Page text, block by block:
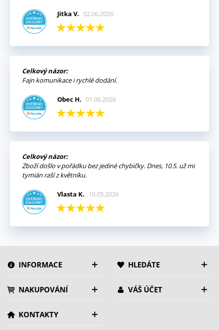
Jitka V. 02.06.2026
Celkový názor:
Fajn komunikace i rychlé dodání.
Obec H. 01.06.2026
Celkový názor:
Zboží došlo v pořádku bez jediné chybičky. Dnes, 10.5. už mi
tymián raší z květníku.
Vlasta K. 10.05.2026
INFORMACE HLEDÁTE
NAKUPOVÁNÍ VÁŠ ÚČET
KONTAKTY